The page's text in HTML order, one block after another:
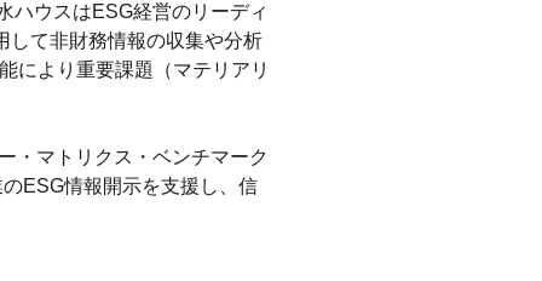
ハウスはESG経営のリーディ
して非財務情報の収集や分析
により重要課題（マテリアリ
・マトリクス・ベンチマーク
ESG情報開示を支援し、信